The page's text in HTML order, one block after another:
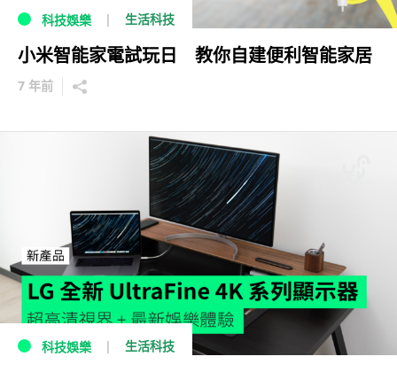
科技娛樂 生活科技
小米智能家電試玩日 教你自建便利智能家居
7 年前
科技娛樂 生活科技